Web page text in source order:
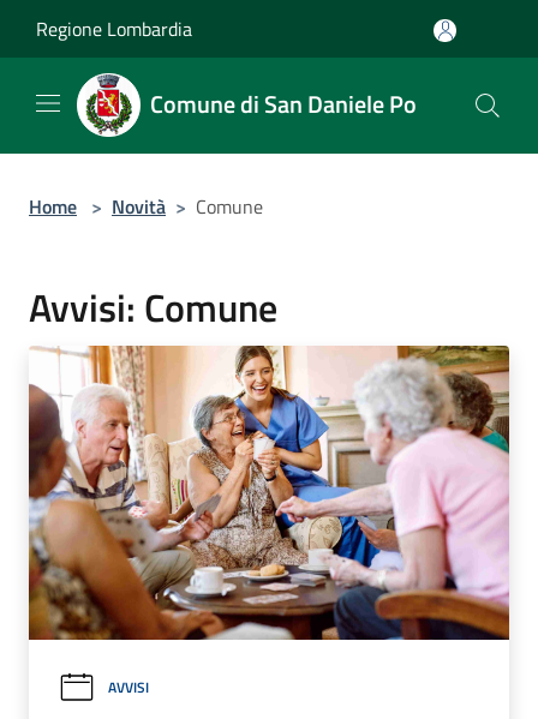
Regione Lombardia
Comune di San Daniele Po
Home > Novità > Comune
Avvisi: Comune
AVVISI